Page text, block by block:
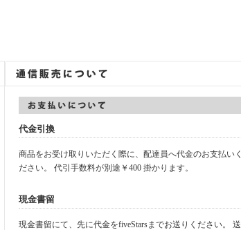
代金引換
商品をお受け取りいただく際に、配達員へ代金のお支払いく
ださい。 代引手数料が別途￥400 掛かります。
現金書留
現金書留にて、先に代金をfiveStarsまでお送りください。 送